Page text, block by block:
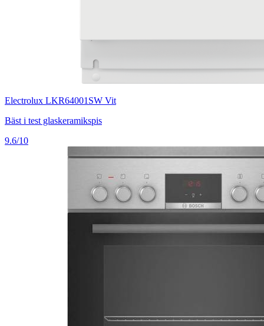
Electrolux LKR64001SW Vit
Bäst i test glaskeramikspis
9.6/10